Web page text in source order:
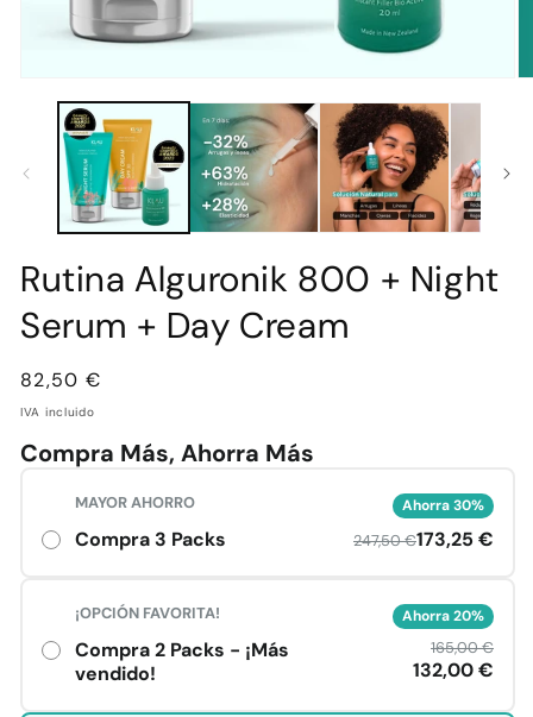
elemento
multimedia
una
ventana
Rutina Alguronik 800 + Night
Serum + Day Cream
Precio
habitual
82,50 €
IVA incluido